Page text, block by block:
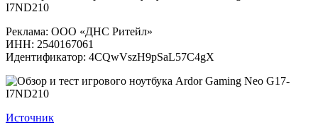
Реклама: ООО «ДНС Ритейл»
ИНН: 2540167061
Идентификатор: 4CQwVszH9pSaL57C4gX
Источник